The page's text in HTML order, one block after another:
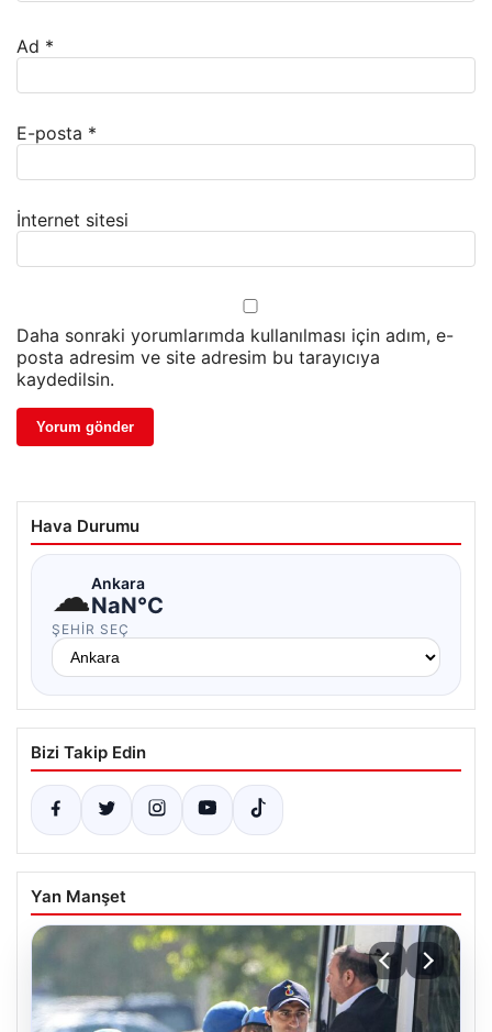
Ad *
E-posta *
İnternet sitesi
Daha sonraki yorumlarımda kullanılması için adım, e-
posta adresim ve site adresim bu tarayıcıya
kaydedilsin.
Hava Durumu
☁Ankara
NaN°C
ŞEHIR SEÇ
Bizi Takip Edin
Yan Manşet